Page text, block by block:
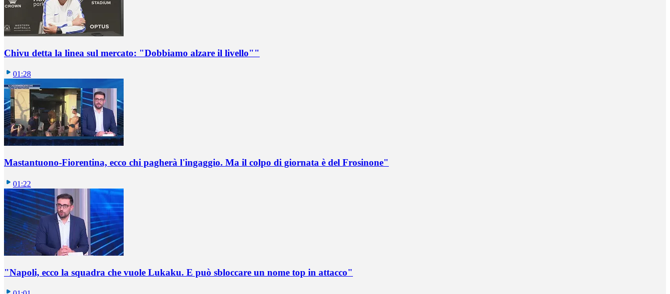
Chivu detta la linea sul mercato: "Dobbiamo alzare il livello""
01:28
Mastantuono-Fiorentina, ecco chi pagherà l'ingaggio. Ma il colpo di giornata è del Frosinone"
01:22
"Napoli, ecco la squadra che vuole Lukaku. E può sbloccare un nome top in attacco"